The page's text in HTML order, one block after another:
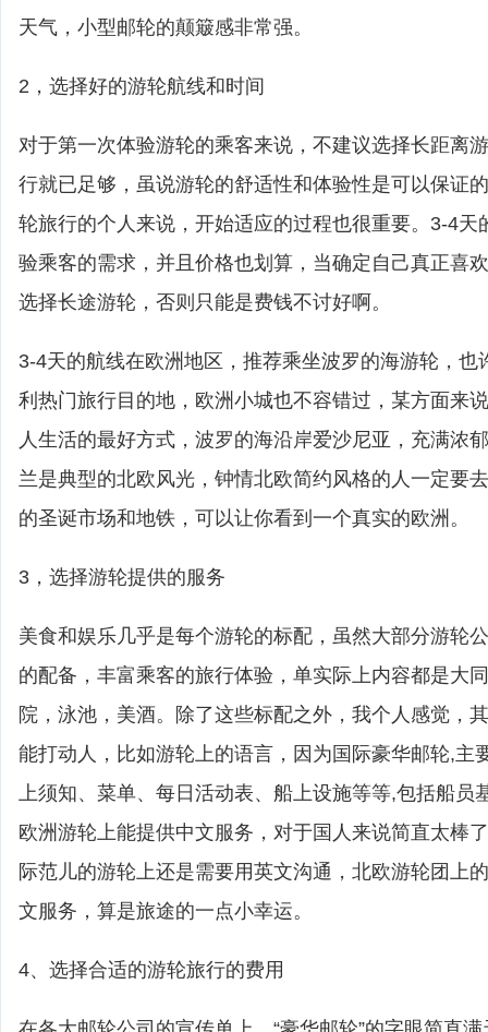
天气，小型邮轮的颠簸感非常强。
2，选择好的游轮航线和时间
对于第一次体验游轮的乘客来说，不建议选择长距离
行就已足够，虽说游轮的舒适性和体验性是可以保证
轮旅行的个人来说，开始适应的过程也很重要。3-4天
验乘客的需求，并且价格也划算，当确定自己真正喜
选择长途游轮，否则只能是费钱不讨好啊。
3-4天的航线在欧洲地区，推荐乘坐波罗的海游轮，也
利热门旅行目的地，欧洲小城也不容错过，某方面来
人生活的最好方式，波罗的海沿岸爱沙尼亚，充满浓
兰是典型的北欧风光，钟情北欧简约风格的人一定要
的圣诞市场和地铁，可以让你看到一个真实的欧洲。
3，选择游轮提供的服务
美食和娱乐几乎是每个游轮的标配，虽然大部分游轮
的配备，丰富乘客的旅行体验，单实际上内容都是大
院，泳池，美酒。除了这些标配之外，我个人感觉，
能打动人，比如游轮上的语言，因为国际豪华邮轮,主
上须知、菜单、每日活动表、船上设施等等,包括船员
欧洲游轮上能提供中文服务，对于国人来说简直太棒
际范儿的游轮上还是需要用英文沟通，北欧游轮团上
文服务，算是旅途的一点小幸运。
4、选择合适的游轮旅行的费用